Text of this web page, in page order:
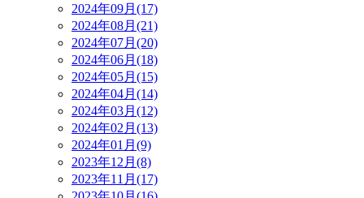
2024年09月(17)
2024年08月(21)
2024年07月(20)
2024年06月(18)
2024年05月(15)
2024年04月(14)
2024年03月(12)
2024年02月(13)
2024年01月(9)
2023年12月(8)
2023年11月(17)